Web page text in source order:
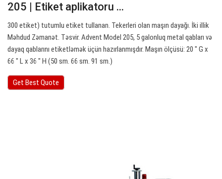
205 | Etiket aplikatoru ...
300 etiket) tutumlu etiket tullanan. Tekerleri olan maşın dayağı. İki illik
Məhdud Zəmanət. Təsvir. Advent Model 205, 5 galonluq metal qabları və
dayaq qablarını etiketləmək üçün hazırlanmışdır. Maşın ölçüsü: 20 ″ G x
66 ″ L x 36 ″ H (50 sm. 66 sm. 91 sm.)
Get Best Quote